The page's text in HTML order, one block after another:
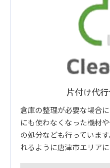
片付け代
倉庫の整理が必要な場合
にも使わなくなった機材
の処分なども行っていま
れるように唐津市エリア